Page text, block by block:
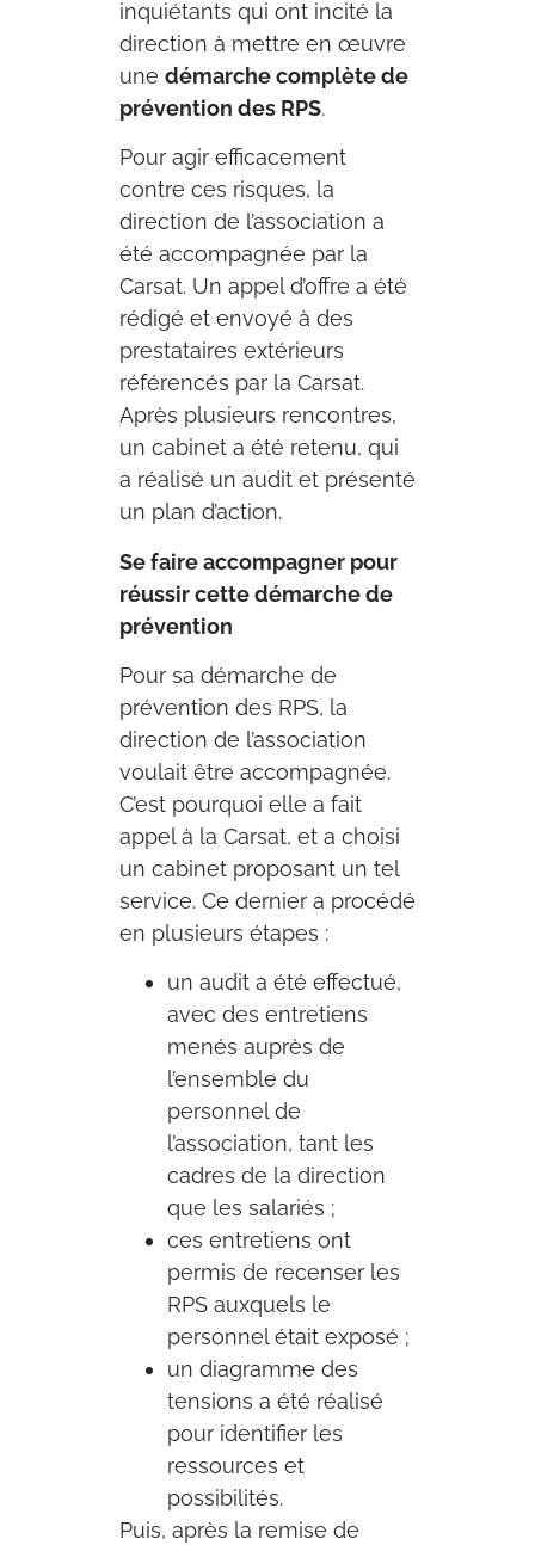
inquiétants qui ont incité la
direction à mettre en œuvre
une démarche complète de
prévention des RPS.
Pour agir efficacement
contre ces risques, la
direction de l’association a
été accompagnée par la
Carsat. Un appel d’offre a été
rédigé et envoyé à des
prestataires extérieurs
référencés par la Carsat.
Après plusieurs rencontres,
un cabinet a été retenu, qui
a réalisé un audit et présenté
un plan d’action.
Se faire accompagner pour
réussir cette démarche de
prévention
Pour sa démarche de
prévention des RPS, la
direction de l’association
voulait être accompagnée.
C’est pourquoi elle a fait
appel à la Carsat, et a choisi
un cabinet proposant un tel
service. Ce dernier a procédé
en plusieurs étapes :
un audit a été effectué,
avec des entretiens
menés auprès de
l’ensemble du
personnel de
l’association, tant les
cadres de la direction
que les salariés ;
ces entretiens ont
permis de recenser les
RPS auxquels le
personnel était exposé ;
un diagramme des
tensions a été réalisé
pour identifier les
ressources et
possibilités.
Puis, après la remise de